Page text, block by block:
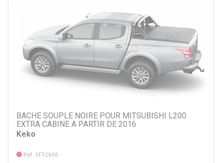
BACHE SOUPLE NOIRE POUR MITSUBISHI L200
EXTRA CABINE A PARTIR DE 2016
Keko
Réf. SFTC650